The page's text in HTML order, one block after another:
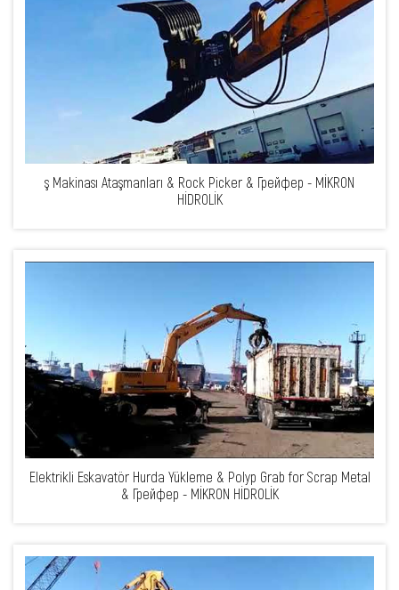
ş Makinası Ataşmanları & Rock Picker & Грейфер - MİKRON
HİDROLİK
Elektrikli Eskavatör Hurda Yükleme & Polyp Grab for Scrap Metal
& Грейфер - MİKRON HİDROLİK